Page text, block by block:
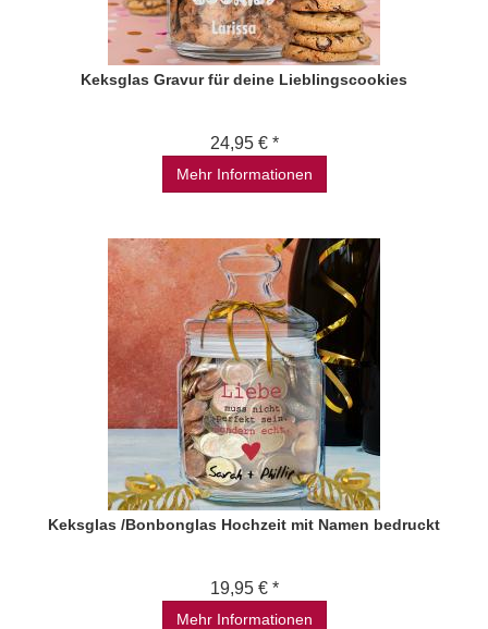
Keksglas Gravur für deine Lieblingscookies
24,95 € *
Mehr Informationen
Keksglas /Bonbonglas Hochzeit mit Namen bedruckt
19,95 € *
Mehr Informationen